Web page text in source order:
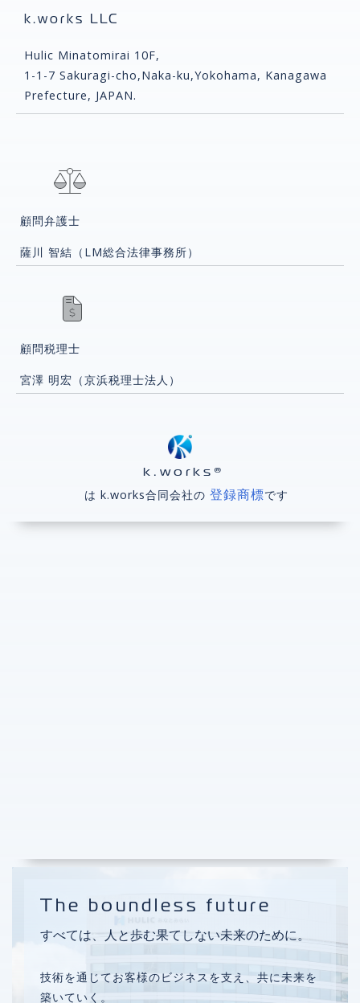
k.works LLC
Hulic Minatomirai 10F,
1-1-7 Sakuragi-cho,Naka-ku,Yokohama, Kanagawa
Prefecture, JAPAN.
顧問弁護士
薩川 智結（LM総合法律事務所）
顧問税理士
宮澤 明宏（京浜税理士法人）
k.works®
は k.works合同会社の 登録商標です
The boundless future
すべては、人と歩む果てしない未来のために。
技術を通じてお客様のビジネスを支え、共に未来を
築いていく。
Through technology, we support our clients’
businesses and build the future together.
This is a belief we will continue to hold dear.